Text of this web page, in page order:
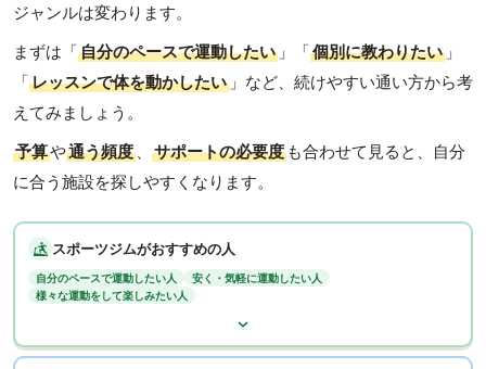
ジャンルは変わります。
まずは「自分のペースで運動したい 」「個別に教わりたい 」
「レッスンで体を動かしたい 」など、続けやすい通い方から考
えてみましょう。
予算や通う頻度 、 サポートの必要度 も合わせて見ると、自分
に合う施設を探しやすくなります。
スポーツジムがおすすめの人
自分のペースで運動したい人
安く・気軽に運動したい人
様々な運動をして楽しみたい人